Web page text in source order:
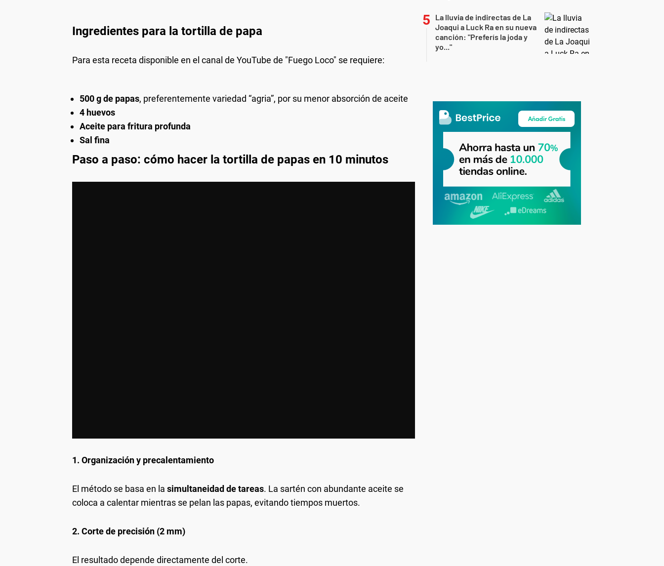
Ingredientes para la tortilla de papa
Para esta receta disponible en el canal de YouTube de "Fuego Loco" se requiere:
500 g de papas, preferentemente variedad “agria”, por su menor absorción de aceite
4 huevos
Aceite para fritura profunda
Sal fina
Paso a paso: cómo hacer la tortilla de papas en 10 minutos
1. Organización y precalentamiento
El método se basa en la simultaneidad de tareas. La sartén con abundante aceite se
coloca a calentar mientras se pelan las papas, evitando tiempos muertos.
2. Corte de precisión (2 mm)
El resultado depende directamente del corte.
La lluvia de indirectas de La
Joaqui a Luck Ra en su nueva
canción: "Preferís la joda y
yo..."